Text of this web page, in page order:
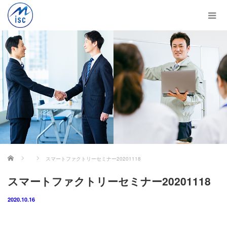
ホーム スマートファクトリーセミナー20201118
スマートファクトリーセミナー20201118
2020.10.16